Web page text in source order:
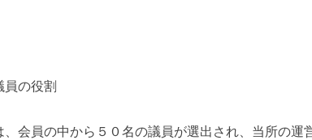
の役割
、会員の中から５０名の議員が選出され、当所の運